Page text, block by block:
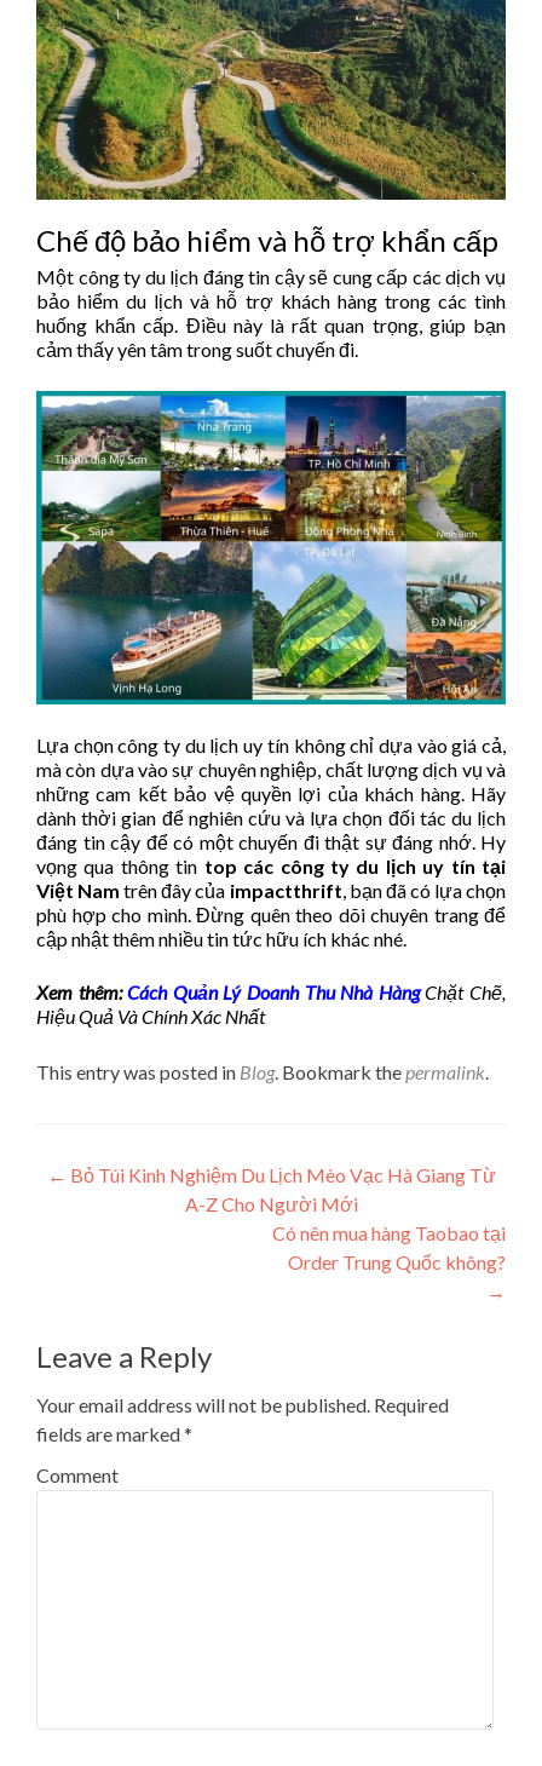
Chế độ bảo hiểm và hỗ trợ khẩn cấp
Một công ty du lịch đáng tin cậy sẽ cung cấp các dịch vụ
bảo hiểm du lịch và hỗ trợ khách hàng trong các tình
huống khẩn cấp. Điều này là rất quan trọng, giúp bạn
cảm thấy yên tâm trong suốt chuyến đi.
Lựa chọn công ty du lịch uy tín không chỉ dựa vào giá cả,
mà còn dựa vào sự chuyên nghiệp, chất lượng dịch vụ và
những cam kết bảo vệ quyền lợi của khách hàng. Hãy
dành thời gian để nghiên cứu và lựa chọn đối tác du lịch
đáng tin cậy để có một chuyến đi thật sự đáng nhớ. Hy
vọng qua thông tin top các công ty du lịch uy tín tại
Việt Nam trên đây của impactthrift , bạn đã có lựa chọn
phù hợp cho mình. Đừng quên theo dõi chuyên trang để
cập nhật thêm nhiều tin tức hữu ích khác nhé.
Xem thêm:Cách Quản Lý Doanh Thu Nhà Hàng Chặt Chẽ,
Hiệu Quả Và Chính Xác Nhất
This entry was posted in Blog. Bookmark the permalink
Post navigation
← Bỏ Túi Kinh Nghiệm Du Lịch Mèo Vạc Hà Giang Từ
A-Z Cho Người Mới
Có nên mua hàng Taobao tại
Order Trung Quốc không?
→
Leave a Reply
Your email address will not be published. Required
fields are marked*
Comment